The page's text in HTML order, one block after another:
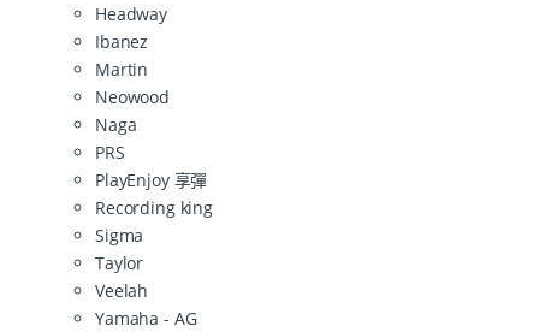
Headway
Ibanez
Martin
Neowood
Naga
PRS
PlayEnjoy 享彈
Recording king
Sigma
Taylor
Veelah
Yamaha - AG